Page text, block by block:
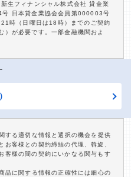
生フィナンシャル株式会社 貸金業
日本貸金業協会会員第000003号
時（日曜日は18時）までのご契約
）が必要です。一部金融機関およ
する適切な情報と選択の機会を提供
お客様との契約締結の代理、斡旋、
客様の間の契約にいかなる関与もす
品に関する情報の正確性には細心の